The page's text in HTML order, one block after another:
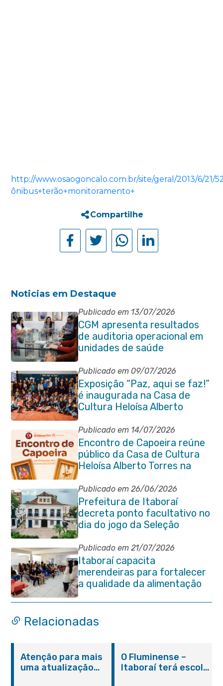
http://www.osaogoncalo.com.br/site/geral/2013/6/21/
ônibus+terão+monitoramento+
Compartilhe
Noticias em Destaque
Publicado em 13/07/2026
CGM apresenta resultados
de auditoria operacional em
unidades de saúde
Publicado em 09/07/2026
Exposição “Paz, aqui se faz!”
é inaugurada na Casa de
Cultura Heloísa Alberto
Torres
Publicado em 14/07/2026
Encontro de Capoeira reúne
público da Casa de Cultura
Heloísa Alberto Torres na
Praça Marechal Floriano
Peixoto
Publicado em 26/06/2026
Prefeitura de Itaboraí
decreta ponto facultativo no
dia do jogo da Seleção
Brasileira
Publicado em 21/07/2026
Itaboraí capacita
merendeiras para fortalecer
a qualidade da alimentação
escolar na rede municipal
Relacionadas
Atenção para mais
uma atualização
O Fluminense –
Itaboraí terá escola